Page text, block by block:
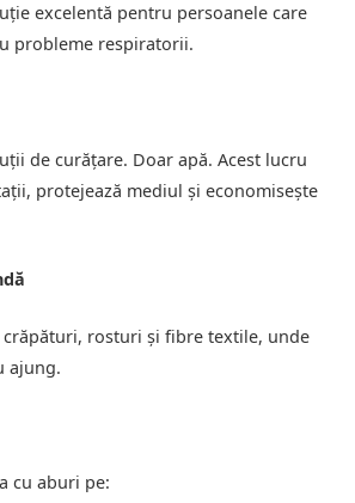
excelentă pentru persoanele care
probleme respiratorii.
de curățare. Doar apă. Acest lucru
protejează mediul și economisește
rosturi și fibre textile, unde
ajung.
cu aburi pe: